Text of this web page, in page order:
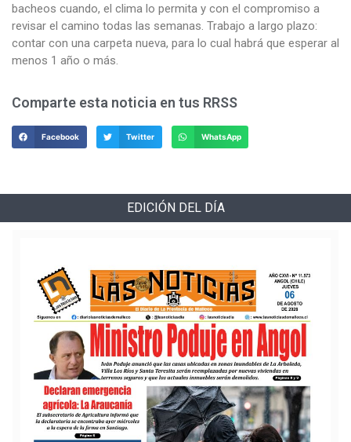
bacheos cuando, el clima lo permita y con el compromiso a
revisar el camino todas las semanas. Trabajo a largo plazo:
contar con una carpeta nueva, para lo cual habrá que esperar al
menos 1 año o más.
Comparte esta noticia en tus RRSS
Facebook Twitter WhatsApp
EDICIÓN DEL DÍA